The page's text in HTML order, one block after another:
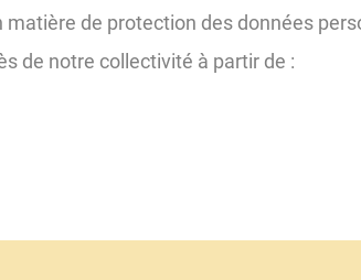
matière de protection des données
de notre collectivité à partir de :